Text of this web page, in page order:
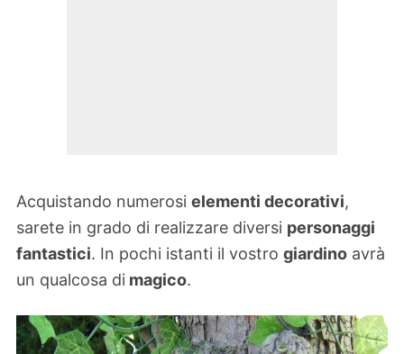
Acquistando numerosi elementi decorativi,
sarete in grado di realizzare diversi personaggi
fantastici. In pochi istanti il vostro giardino avrà
un qualcosa di magico.